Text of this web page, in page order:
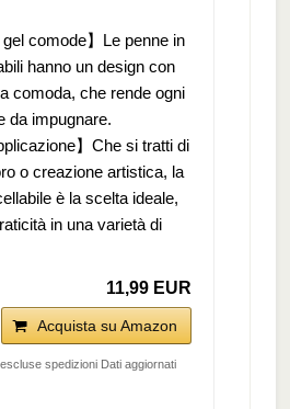
gel comode】Le penne in
hanno un design con
comoda, che rende ogni
da impugnare.
】Che si tratti di
o creazione artistica, la
è la scelta ideale,
in una varietà di
11,99 EUR
Acquista su Amazon
spedizioni Dati aggiornati